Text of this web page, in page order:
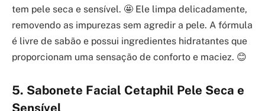
tem pele seca e sensível. 🤩 Ele limpa delicadamente,
removendo as impurezas sem agredir a pele. A fórmula
é livre de sabão e possui ingredientes hidratantes que
proporcionam uma sensação de conforto e maciez. 😊
5. Sabonete Facial Cetaphil Pele Seca e
Sensível